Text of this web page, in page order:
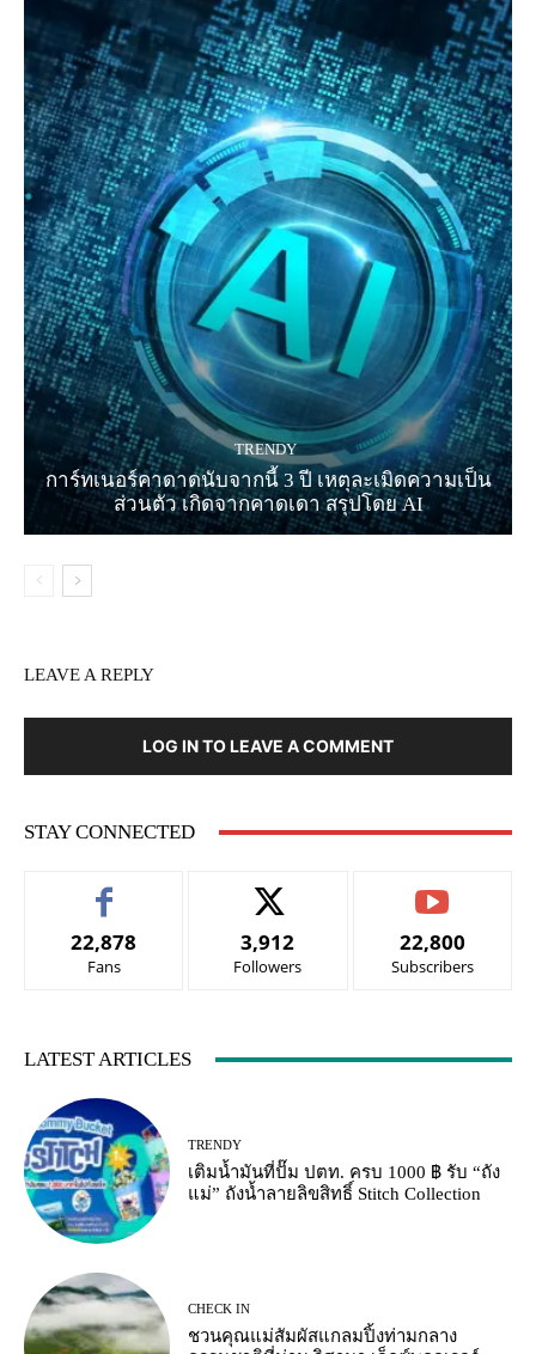
TRENDY
การ์ทเนอร์คาดาดนับจากนี้ 3 ปี เหตุละเมิดความเป็น
ส่วนตัว เกิดจากคาดเดา สรุปโดย AI
LEAVE A REPLY
LOG IN TO LEAVE A COMMENT
STAY CONNECTED
22,878
Fans
3,912
Followers
22,800
Subscribers
LATEST ARTICLES
TRENDY
เติมน้ำมันที่ปั๊ม ปตท. ครบ 1000 ฿ รับ “ถัง
แม่” ถังน้ำลายลิขสิทธิ์ Stitch Collection
CHECK IN
ชวนคุณแม่สัมผัสแกลมปิ้งท่ามกลาง